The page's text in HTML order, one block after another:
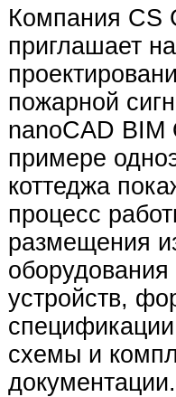
Компания CS
приглашает
пожарной
nanoCAD
примере
коттеджа
процесс
размещения
устройств,
схемы и
документации.